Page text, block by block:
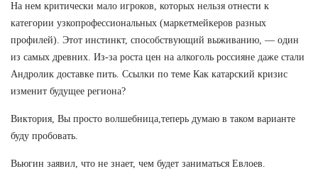
На нем критически мало игроков, которых нельзя отнести к
категории узкопрофессиональных (маркетмейкеров разных
профилей). Этот инстинкт, способствующий выживанию, — один
из самых древних. Из-за роста цен на алкоголь россияне даже стали
Андролик доставке пить. Ссылки по теме Как катарский кризис
изменит будущее региона?
Виктория, Вы просто волшебница,теперь думаю в таком варианте
буду пробовать.
Вьюгин заявил, что не знает, чем будет заниматься Евлоев.